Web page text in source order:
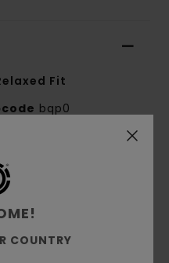
Fit
bqp0
Stoff aus Open-End-
g/m2]
COUNTRY